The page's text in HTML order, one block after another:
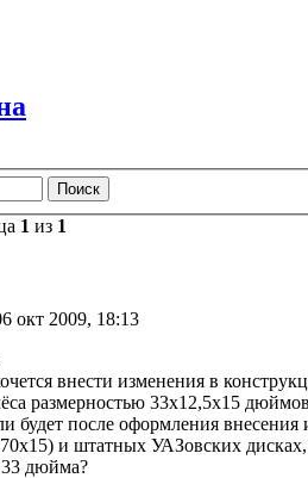
1 из 1
окт 2009, 18:13
внести изменения в
размерностью 33х12,5х15
будет после оформления внесения
и штатных УАЗовских
дюйма?